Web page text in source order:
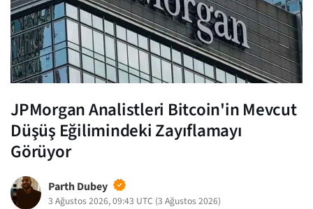
JPMorgan Analistleri Bitcoin'in Mevcut
Düşüş Eğilimindeki Zayıflamayı
Görüyor
Parth Dubey
3 Ağustos 2026, 09:43 UTC (3 Ağustos 2026)